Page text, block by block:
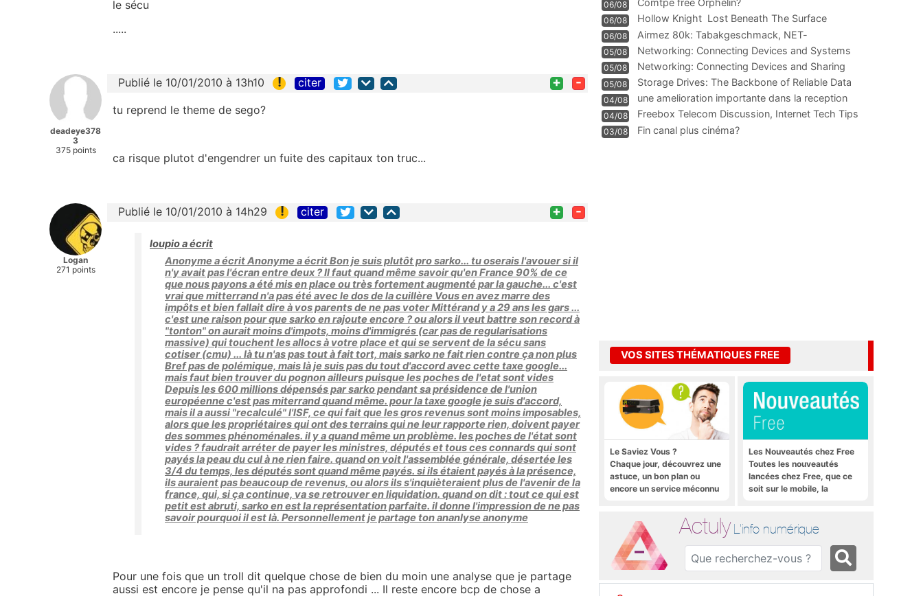
le sécu
.....
deadeye378
3
375 points
Publié le 10/01/2010 à 13h10 ! citer + -
tu reprend le theme de sego?
ca risque plutot d'engendrer un fuite des capitaux ton truc...
Logan
271 points
Publié le 10/01/2010 à 14h29 ! citer + -
loupio a écrit
Anonyme a écrit Anonyme a écrit Bon je suis plutôt pro sarko... tu oserais l'avouer si il
n'y avait pas l'écran entre deux ? Il faut quand même savoir qu'en France 90% de ce
que nous payons a été mis en place ou très fortement augmenté par la gauche... c'est
vrai que mitterrand n'a pas été avec le dos de la cuillère Vous en avez marre des
impôts et bien fallait dire à vos parents de ne pas voter Mittérand y a 29 ans les gars ...
c'est une raison pour que sarko en rajoute encore ? ou alors il veut battre son record à
"tonton" on aurait moins d'impots, moins d'immigrés (car pas de regularisations
massive) qui touchent les allocs à votre place et qui se servent de la sécu sans
cotiser (cmu) ... là tu n'as pas tout à fait tort, mais sarko ne fait rien contre ça non plus
Bref pas de polémique, mais là je suis pas du tout d'accord avec cette taxe google...
mais faut bien trouver du pognon ailleurs puisque les poches de l'etat sont vides
Depuis les 600 millions dépensés par sarko pendant sa présidence de l'union
européenne c'est pas miterrand quand même. pour la taxe google je suis d'accord,
mais il a aussi "recalculé" l'ISF, ce qui fait que les gros revenus sont moins imposables,
alors que les propriétaires qui ont des terrains qui ne leur rapporte rien, doivent payer
des sommes phénoménales. il y a quand même un problème. les poches de l'état sont
vides ? faudrait arréter de payer les ministres, députés et tous ces connards qui sont
payés la peau du cul à ne rien faire. quand on voit l'assemblée générale, désertée les
3/4 du temps, les députés sont quand même payés. si ils étaient payés à la présence,
ils auraient pas beaucoup de revenus, ou alors ils s'inquièteraient plus de l'avenir de la
france, qui, si ça continue, va se retrouver en liquidation. quand on dit : tout ce qui est
petit est abruti, sarko en est la représentation parfaite. il donne l'impression de ne pas
savoir pourquoi il est là. Personnellement je partage ton ananlyse anonyme
Pour une fois que un troll dit quelque chose de bien du moin une analyse que je partage
aussi est encore je pense qu'il na pas approfondi ... Il reste encore bcp de chose a
06/08 Comtpe free Orphélin?
06/08 Hollow Knight  Lost Beneath The Surface
06/08
Airmez 80k: Tabakgeschmack, NET-
Technologie und Leistung im
05/08 Networking: Connecting Devices and Systems
05/08
Networking: Connecting Devices and Sharing
Information
05/08
Storage Drives: The Backbone of Reliable Data
Management
04/08
une amelioration importante dans la reception
WIFI
04/08
Freebox Telecom Discussion, Internet Tech Tips
Communi
03/08 Fin canal plus cinéma?
VOS SITES THÉMATIQUES FREE
Le Saviez Vous ?
Chaque jour, découvrez une
astuce, un bon plan ou
encore un service méconnu
Les Nouveautés chez Free
Toutes les nouveautés
lancées chez Free, que ce
soit sur le mobile, la
Actuly L'info numérique